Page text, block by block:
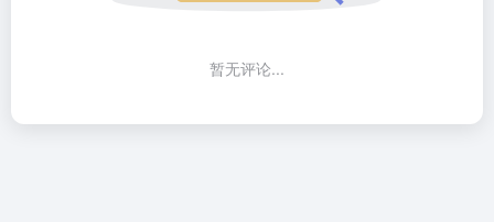
暂无评论...